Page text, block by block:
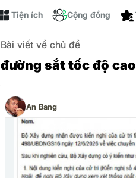
Tiện ích Cộng đồng
Bài viết về chủ đề
đường sắt tốc độ cao
An Bang